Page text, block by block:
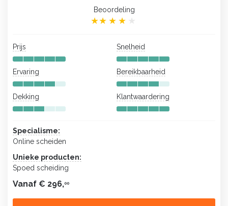
Beoordeling
Prijs Snelheid
Ervaring Bereikbaarheid
Dekking Klantwaardering
Specialisme:
Online scheiden
Unieke producten:
Spoed scheiding
Vanaf € 296,00